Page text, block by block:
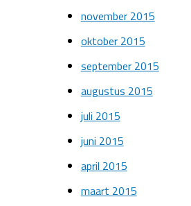
november 2015
oktober 2015
september 2015
augustus 2015
juli 2015
juni 2015
april 2015
maart 2015